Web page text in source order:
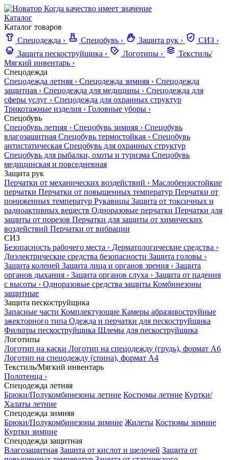
Когда качество имеет значение
Каталог
Каталог товаров
Спецодежда › Спецобувь › Защита рук › СИЗ ›
Защита пескоструйщика › Логотипы ›
Текстиль/
Мягкий инвентарь ›
Спецодежда
Спецодежда летняя › Спецодежда зимняя › Спецодежда
защитная › Спецодежда для медицины › Спецодежда для
сферы услуг › Спецодежда для охранных структур
Трикотажные изделия › Головные уборы ›
Спецобувь
Спецобувь летняя › Спецобувь зимняя › Спецобувь
влагозащитная Спецобувь термостойкая › Спецобувь
антистатическая Спецобувь для охранных структур
Спецобувь для рыбалки, охоты и туризма Спецобувь
медицинская и повседневная
Защита рук
Перчатки от механических воздействий › Маслобензостойкие
перчатки Перчатки от повышенных температур Перчатки от
пониженных температур Рукавицы Защита от токсичных и
радиоактивных веществ Одноразовые перчатки Перчатки для
защиты от порезов Перчатки для защиты от химических
воздействий Перчатки от вибрации
СИЗ
Безопасность рабочего места › Дерматологические средства ›
Диэлектрические средства безопасности Защита головы ›
Защита коленей Защита лица и органов зрения › Защита
органов дыхания › Защита органов слуха › Защита от падения
с высоты › Одноразовые средства защиты Комбинезоны
защитные
Защита пескоструйщика
Запасные части Комплектующие Камеры абразивоструйные
эжекторного типа Одежда и перчатки для пескоструйщика
Фильтры пескоструйщика Шлемы для пескоструйщика
Логотипы
Логотип на каски Логотип на спецодежду (грудь), формат А6
Логотип на спецодежду (спина), формат А4
Текстиль/Мягкий инвентарь
Полотенца ›
Спецодежда летняя
Брюки/Полукомбинезоны летние Костюмы летние Куртки/
Халаты летние
Спецодежда зимняя
Брюки/Полукомбинезоны зимние Жилеты Костюмы зимние
Куртки зимние
Спецодежда защитная
Влагозащитная Защита от кислот и щелочей Защита от